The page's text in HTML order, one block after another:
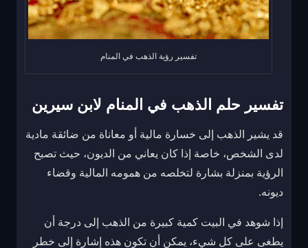
تفسير رؤية الذهب في المنام
تفسير حلم الذهب في المنام لابن سيرين
قد يشير الذهب إلى خسارة مالية أو معاناة من ضائقة مادية
لدى الشخص، خاصة إذا كان يعاني من الديون، حيث تصبح
الرؤية بمنزلة بشارة لتخلصه من همومه المالية وقضاء
ديونه.
إذا شوهد في البيت كمية كبيرة من الذهب إلى درجة أن
يطغى على كل شيء، يمكن أن تكون هذه إشارة إلى خطر